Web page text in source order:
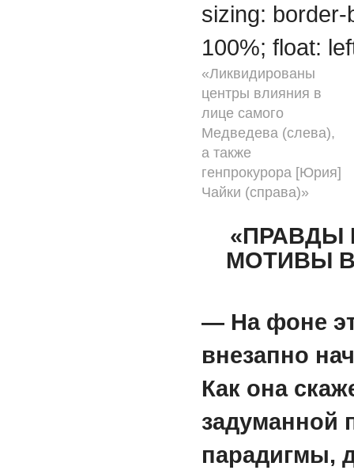
sizing:
100%; float:
«Ликвидированы
центры влияния в
лице самого
Медведева (слева),
а также
генпрокурора [Юрия]
Чайки (справа)»
«ПРАВДЫ
МОТИВЫ
— На фоне
внезапно
Как она
задуманной
парадигмы,